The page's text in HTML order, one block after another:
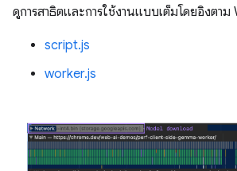
ดูการสาธิตและการใช้งานแบบเต็มโดยอิงตา
script.js
worker.js